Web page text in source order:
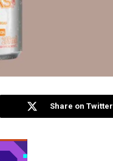
Share on Twitter